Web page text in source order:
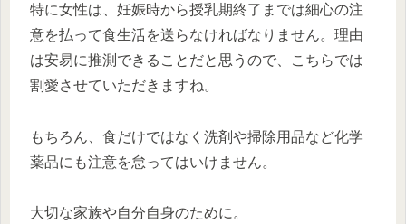
特に女性は、妊娠時から授乳期終了までは細心の注
意を払って食生活を送らなければなりません。理由
は安易に推測できることだと思うので、こちらでは
割愛させていただきますね。
もちろん、食だけではなく洗剤や掃除用品など化学
薬品にも注意を怠ってはいけません。
大切な家族や自分自身のために。